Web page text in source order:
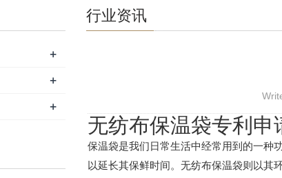
行业资讯
无纺布保温袋专利申
保温袋是我们日常生活中经常用到的一种
以延长其保鲜时间。无纺布保温袋则以其
+
+
+